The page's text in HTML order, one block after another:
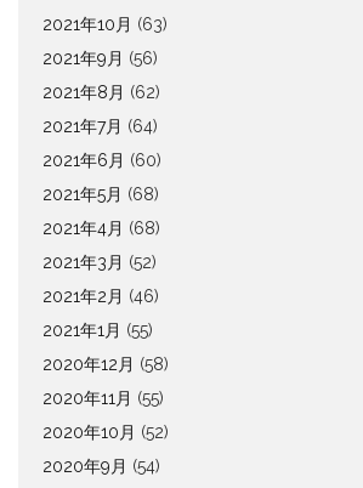
2021年10月 (63)
2021年9月 (56)
2021年8月 (62)
2021年7月 (64)
2021年6月 (60)
2021年5月 (68)
2021年4月 (68)
2021年3月 (52)
2021年2月 (46)
2021年1月 (55)
2020年12月 (58)
2020年11月 (55)
2020年10月 (52)
2020年9月 (54)